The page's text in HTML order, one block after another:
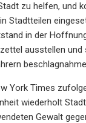
zu helfen, und
Stadtteilen
in der
ausstellen
York Times
wiederholt
Gewalt